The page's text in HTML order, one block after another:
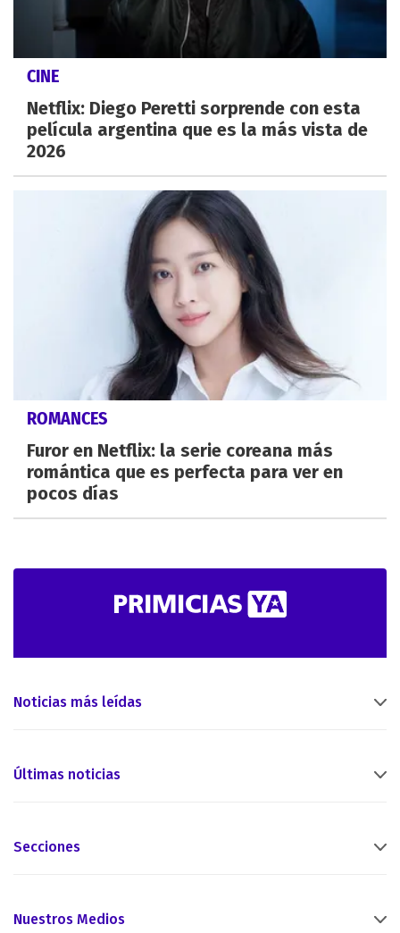
CINE
Netflix: Diego Peretti sorprende con esta
película argentina que es la más vista de
2026
ROMANCES
Furor en Netflix: la serie coreana más
romántica que es perfecta para ver en
pocos días
Noticias más leídas
Últimas noticias
Secciones
Nuestros Medios